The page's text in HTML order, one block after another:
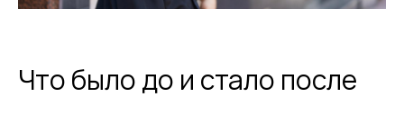
Что было до и стало после